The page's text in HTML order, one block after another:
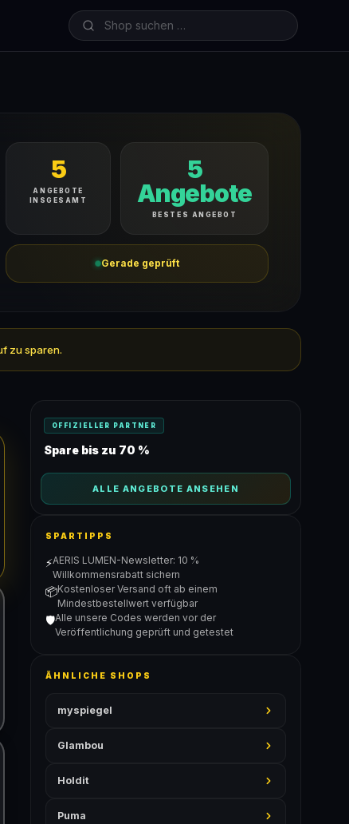
5
ANGEBOTE
INSGESAMT
5
Angebote
BESTES ANGEBOT
Gerade geprüft
zu sparen.
OFFIZIELLER PARTNER
Spare bis zu 70 %
ALLE ANGEBOTE ANSEHEN
SPARTIPPS
⚡AERIS LUMEN-Newsletter: 10 %
Willkommensrabatt sichern
📦Kostenloser Versand oft ab einem
Mindestbestellwert verfügbar
🛡️Alle unsere Codes werden vor der
Veröffentlichung geprüft und getestet
ÄHNLICHE SHOPS
myspiegel
Glambou
Holdit
Puma